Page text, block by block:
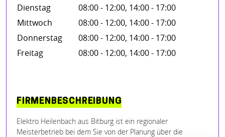
Dienstag
08:00 - 12:00, 14:00 - 17:00
Mittwoch
08:00 - 12:00, 14:00 - 17:00
Donnerstag
08:00 - 12:00, 14:00 - 17:00
Freitag
08:00 - 12:00, 14:00 - 17:00
FIRMENBESCHREIBUNG
Elektro Heilenbach aus Bitburg ist ein regionaler
Meisterbetrieb bei dem Sie von der Planung über die